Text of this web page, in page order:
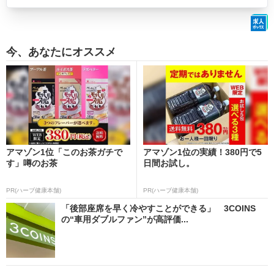
今、あなたにオススメ
アマゾン1位「このお茶ガチで
す」噂のお茶
PR(ハーブ健康本舗)
アマゾン1位の実績！380円で5
日間お試し。
PR(ハーブ健康本舗)
「後部座席を早く冷やすことができる」 3COINS
の“車用ダブルファン”が高評価...